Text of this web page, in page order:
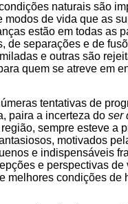
naturais são
de vida que as
estão em todas as
de separações e de
e outras são
quem se atreve em
tentativas de
paira a incerteza do ser
sempre esteve a
motivados
e indispensáveis
e perspectivas
melhores condições de